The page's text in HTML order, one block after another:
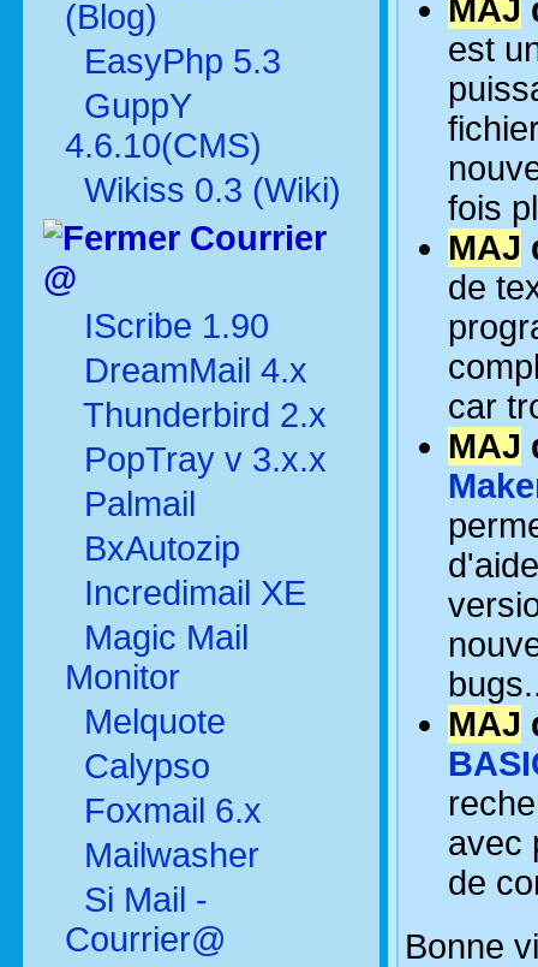
(Blog)
EasyPhp 5.3
GuppY
4.6.10(CMS)
Wikiss 0.3 (Wiki)
Courrier
@
IScribe 1.90
DreamMail 4.x
Thunderbird 2.x
PopTray v 3.x.x
Palmail
BxAutozip
Incredimail XE
Magic Mail
Monitor
Melquote
Calypso
Foxmail 6.x
Mailwasher
Si Mail -
Courrier@
MAJ
est
fois
MAJ
de
car
MAJ
MAJ
avec
de
Bonne